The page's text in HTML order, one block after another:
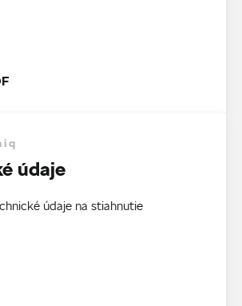
údaje
údaje na stiahnutie